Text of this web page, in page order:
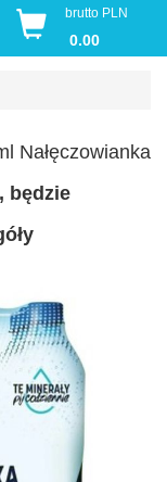
brutto PLN
0.00
Nałęczowianka
będzie